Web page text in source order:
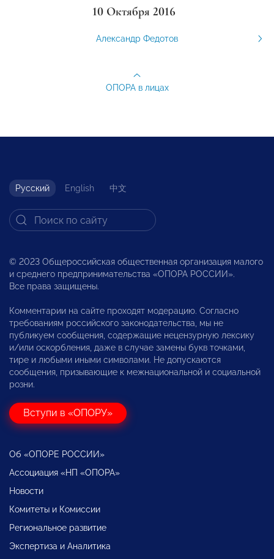
10 Октября 2016
Александр Федотов
ОПОРА в лицах
Русский English 中文
© 2023 Общероссийская общественная организация малого
и среднего предпринимательства «ОПОРА РОССИИ».
Все права защищены.
Комментарии на сайте проходят модерацию. Согласно
требованиям российского законодательства, мы не
публикуем сообщения, содержащие нецензурную лексику
и/или оскорбления, даже в случае замены букв точками,
тире и любыми иными символами. Не допускаются
сообщения, призывающие к межнациональной и социальной
розни.
Вступи в «ОПОРУ»
Об «ОПОРЕ РОССИИ»
Ассоциация «НП «ОПОРА»
Новости
Комитеты и Комиссии
Региональное развитие
Экспертиза и Аналитика